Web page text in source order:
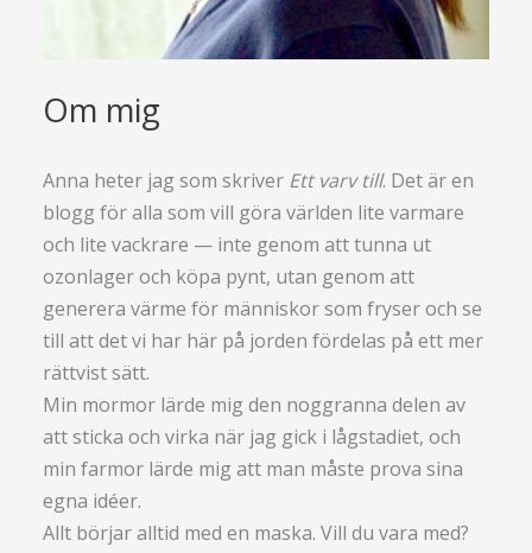
Om mig
Anna heter jag som skriver Ett varv till. Det är en
blogg för alla som vill göra världen lite varmare
och lite vackrare — inte genom att tunna ut
ozonlager och köpa pynt, utan genom att
generera värme för människor som fryser och se
till att det vi har här på jorden fördelas på ett mer
rättvist sätt.
Min mormor lärde mig den noggranna delen av
att sticka och virka när jag gick i lågstadiet, och
min farmor lärde mig att man måste prova sina
egna idéer.
Allt börjar alltid med en maska. Vill du vara med?